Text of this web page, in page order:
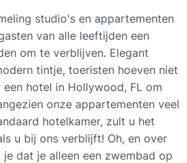
studio's en appartementen
van alle leeftijden een
om te verblijven. Elegant
tintje, toeristen hoeven niet
hotel in Hollywood, FL om
onze appartementen veel
hotelkamer, zult u het
u bij ons verblijft! Oh, en over
dat je alleen een zwembad op